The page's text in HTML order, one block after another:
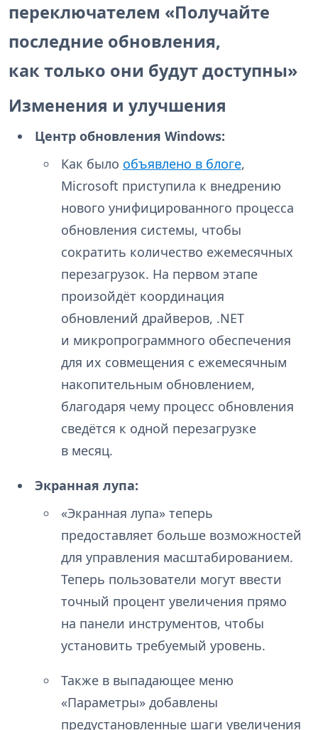
переключателем «Получайте
последние обновления,
как только они будут доступны»
Изменения и улучшения
Центр обновления Windows:
Как было объявлено в блоге,
Microsoft приступила к внедрению
нового унифицированного процесса
обновления системы, чтобы
сократить количество ежемесячных
перезагрузок. На первом этапе
произойдёт координация
обновлений драйверов, .NET
и микропрограммного обеспечения
для их совмещения с ежемесячным
накопительным обновлением,
благодаря чему процесс обновления
сведётся к одной перезагрузке
в месяц.
Экранная лупа:
«Экранная лупа» теперь
предоставляет больше возможностей
для управления масштабированием.
Теперь пользователи могут ввести
точный процент увеличения прямо
на панели инструментов, чтобы
установить требуемый уровень.
Также в выпадающее меню
«Параметры» добавлены
предустановленные шаги увеличения